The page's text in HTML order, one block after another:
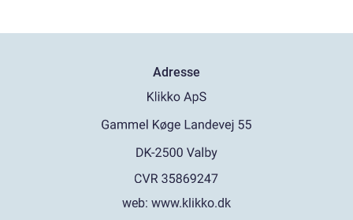
Adresse
web: www.klikko.dk